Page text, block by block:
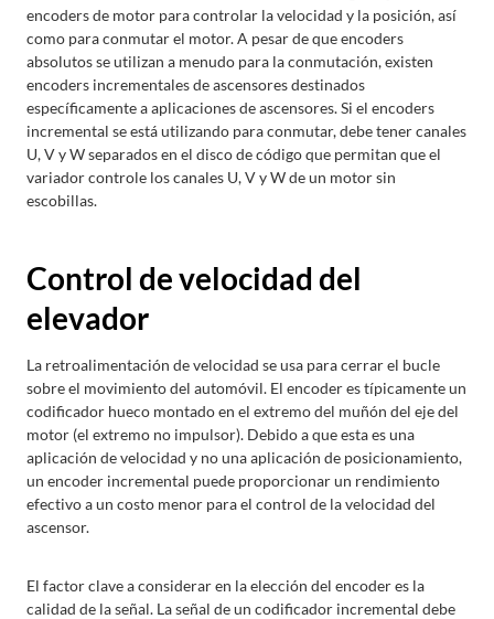
encoders de motor para controlar la velocidad y la posición, así
como para conmutar el motor. A pesar de que encoders
absolutos se utilizan a menudo para la conmutación, existen
encoders incrementales de ascensores destinados
específicamente a aplicaciones de ascensores. Si el encoders
incremental se está utilizando para conmutar, debe tener canales
U, V y W separados en el disco de código que permitan que el
variador controle los canales U, V y W de un motor sin
escobillas.
Control de velocidad del
elevador
La retroalimentación de velocidad se usa para cerrar el bucle
sobre el movimiento del automóvil. El encoder es típicamente un
codificador hueco montado en el extremo del muñón del eje del
motor (el extremo no impulsor). Debido a que esta es una
aplicación de velocidad y no una aplicación de posicionamiento,
un encoder incremental puede proporcionar un rendimiento
efectivo a un costo menor para el control de la velocidad del
ascensor.
El factor clave a considerar en la elección del encoder es la
calidad de la señal. La señal de un codificador incremental debe